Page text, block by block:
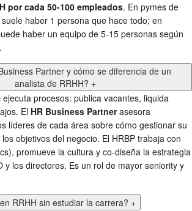
por cada 50-100 empleados. En pymes de
haber 1 persona que hace todo; en
haber un equipo de 5-15 personas según
Partner y cómo se diferencia de un
analista de RRHH? +
ejecuta procesos: publica vacantes, liquida
El HR Business Partnerasesora
líderes de cada área sobre cómo gestionar su
objetivos del negocio. El HRBP trabaja con
promueve la cultura y co-diseña la estrategia
y los directores. Es un rol de mayor seniority y
RRHH sin estudiar la carrera? +